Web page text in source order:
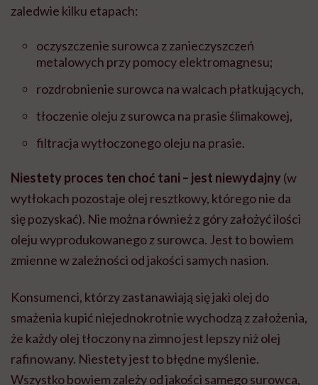
zaledwie kilku etapach:
oczyszczenie surowca z zanieczyszczeń
metalowych przy pomocy elektromagnesu;
rozdrobnienie surowca na walcach płatkujących,
tłoczenie oleju z surowca na prasie ślimakowej,
filtracja wytłoczonego oleju na prasie.
Niestety proces ten choć tani – jest niewydajny (w
wytłokach pozostaje olej resztkowy, którego nie da
się pozyskać). Nie można również z góry założyć ilości
oleju wyprodukowanego z surowca. Jest to bowiem
zmienne w zależności od jakości samych nasion.
Konsumenci, którzy zastanawiają się jaki olej do
smażenia kupić niejednokrotnie wychodzą z założenia,
że każdy olej tłoczony na zimno jest lepszy niż olej
rafinowany. Niestety jest to błędne myślenie.
Wszystko bowiem zależy od jakości samego surowca,